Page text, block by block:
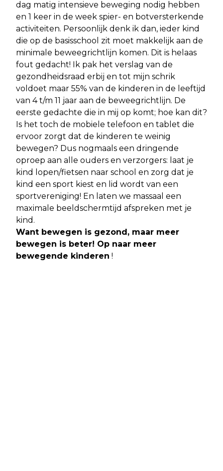
dag matig intensieve beweging nodig hebben
en 1 keer in de week spier- en botversterkende
activiteiten. Persoonlijk denk ik dan, ieder kind
die op de basisschool zit moet makkelijk aan de
minimale beweegrichtlijn komen. Dit is helaas
fout gedacht! Ik pak het verslag van de
gezondheidsraad erbij en tot mijn schrik
voldoet maar 55% van de kinderen in de leeftijd
van 4 t/m 11 jaar aan de beweegrichtlijn. De
eerste gedachte die in mij op komt; hoe kan dit?
Is het toch de mobiele telefoon en tablet die
ervoor zorgt dat de kinderen te weinig
bewegen? Dus nogmaals een dringende
oproep aan alle ouders en verzorgers: laat je
kind lopen/fietsen naar school en zorg dat je
kind een sport kiest en lid wordt van een
sportvereniging! En laten we massaal een
maximale beeldschermtijd afspreken met je
kind.
Want bewegen is gezond, maar meer
bewegen is beter! Op naar meer
bewegende kinderen !